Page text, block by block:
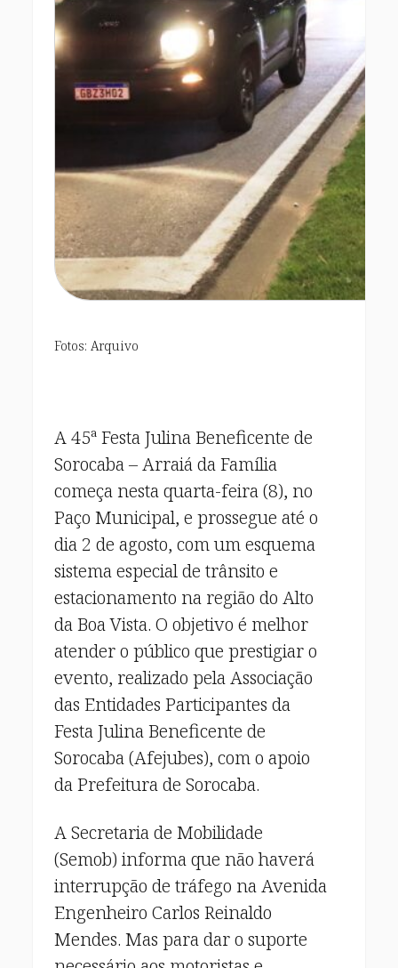
Fotos: Arquivo
A 45ª Festa Julina Beneficente de
Sorocaba – Arraiá da Família
começa nesta quarta-feira (8), no
Paço Municipal, e prossegue até o
dia 2 de agosto, com um esquema
sistema especial de trânsito e
estacionamento na região do Alto
da Boa Vista. O objetivo é melhor
atender o público que prestigiar o
evento, realizado pela Associação
das Entidades Participantes da
Festa Julina Beneficente de
Sorocaba (Afejubes), com o apoio
da Prefeitura de Sorocaba.
A Secretaria de Mobilidade
(Semob) informa que não haverá
interrupção de tráfego na Avenida
Engenheiro Carlos Reinaldo
Mendes. Mas para dar o suporte